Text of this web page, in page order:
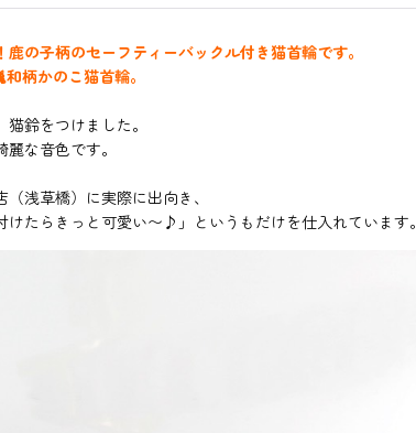
の子柄のセーフティーバックル付き猫首輪です。
和柄かのこ猫首輪。
鈴をつけました。
な音色です。
浅草橋）に実際に出向き、
けたらきっと可愛い〜♪」というもだけを仕入れています。